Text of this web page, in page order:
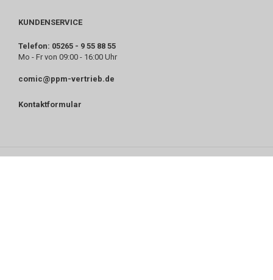
KUNDENSERVICE
Telefon: 05265 - 9 55 88 55
Mo - Fr von 09:00 - 16:00 Uhr
comic@ppm-vertrieb.de
Kontaktformular